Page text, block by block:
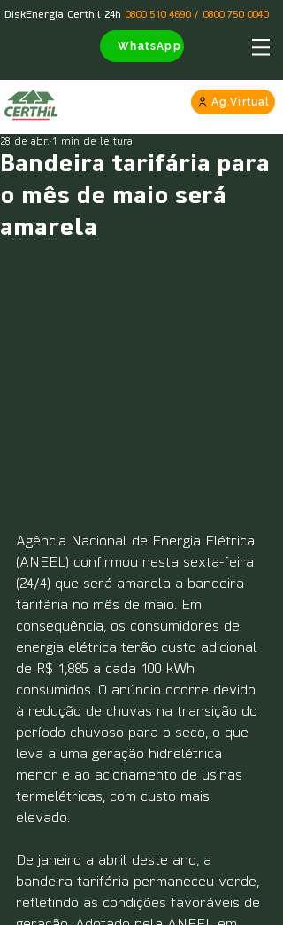
DiskEnergia Certhil 24h 0800 510 4690/ 0800 750 0040
WhatsApp
Ag.Virtual
Bandeira tarifária para
o mês de maio será
amarela
28 de abr. 1 min de leitura
Agência Nacional de Energia Elétrica
(ANEEL) confirmou nesta sexta-feira
(24/4) que será amarela a bandeira
tarifária no mês de maio. Em
consequência, os consumidores de
energia elétrica terão custo adicional
de R$ 1,885 a cada 100 kWh
consumidos. O anúncio ocorre devido
à redução de chuvas na transição do
período chuvoso para o seco, o que
leva a uma geração hidrelétrica
menor e ao acionamento de usinas
termelétricas, com custo mais
elevado.
De janeiro a abril deste ano, a
bandeira tarifária permaneceu verde,
refletindo as condições favoráveis de